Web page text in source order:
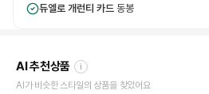
듀엘로 개런티 카드 동봉
AI 추천상품 i
AI가 비슷한 스타일의 상품을 찾았어요